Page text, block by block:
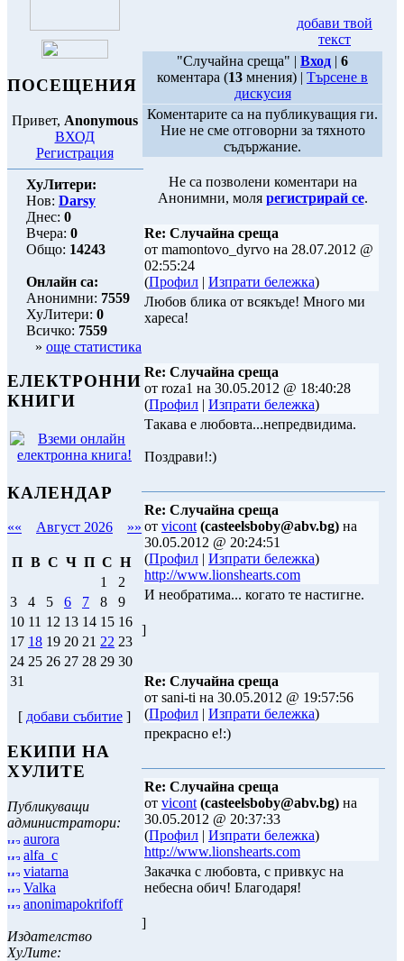
ПОСЕЩЕНИЯ
Привет, Anonymous
ВХОД
Регистрация
ХуЛитери:
Нов: Darsy
Днес: 0
Вчера: 0
Общо: 14243
Онлайн са:
Анонимни: 7559
ХуЛитери: 0
Всичко: 7559
» още статистика
ЕЛЕКТРОННИ
КНИГИ
КАЛЕНДАР
«« Август 2026 »»
П В С Ч П С Н
1
2
3
4 5 6 7 8
9
10 11 12 13 14 15 16
17 18 19 20 21 22 23
24 25 26 27 28 29 30
31
[ добави събитие ]
ЕКИПИ НА
ХУЛИТЕ
Публикуващи
администратори:
aurora
alfa_c
viatarna
Valka
anonimapokrifoff
Издателство
ХуЛите:
добави твой
текст
"Случайна среща" | Вход | 6
коментара (13 мнения) | Търсене в
дискусия
Коментарите са на публикуващия ги.
Ние не сме отговорни за тяхното
съдържание.
Не са позволени коментари на
Анонимни, моля регистрирай се.
Re: Случайна среща
от mamontovo_dyrvo на 28.07.2012 @
02:55:24
(Профил | Изпрати бележка)
Любов блика от всякъде! Много ми
хареса!
Re: Случайна среща
от roza1 на 30.05.2012 @ 18:40:28
(Профил | Изпрати бележка)
Такава е любовта...непредвидима.
Поздрави!:)
Re: Случайна среща
от vicont (casteelsboby@abv.bg) на
30.05.2012 @ 20:24:51
(Профил | Изпрати бележка)
http://www.lionshearts.com
И необратима... когато те настигне.
]
Re: Случайна среща
от sani-ti на 30.05.2012 @ 19:57:56
(Профил | Изпрати бележка)
прекрасно е!:)
Re: Случайна среща
от vicont (casteelsboby@abv.bg) на
30.05.2012 @ 20:37:33
(Профил | Изпрати бележка)
http://www.lionshearts.com
Закачка с любовта, с привкус на
небесна обич! Благодаря!
]